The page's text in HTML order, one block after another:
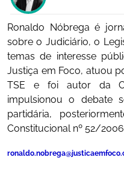
Ronaldo Nóbrega é
sobre o Judiciário, o
temas de interesse
Justiça em Foco, atuou
TSE e foi autor da
impulsionou o debate
partidária,
Constitucional nº 52/